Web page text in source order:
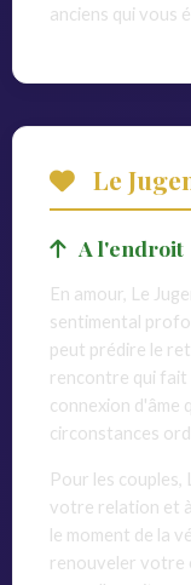
anciens qui vous
Le
A l'endroit
En amour, Le
sentimental
peut prédire le
rencontre qui fait
connexion d'âme
circonstances
Pour les couples,
votre relation et
le moment de la
renouveler votre